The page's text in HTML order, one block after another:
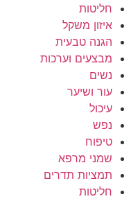
חליטות
איזון משקל
הגנה טבעית
מבצעים וערכות
נשים
עור ושיער
עיכול
נפש
טיפוח
שמני מרפא
תמציות תדרים
חליטות